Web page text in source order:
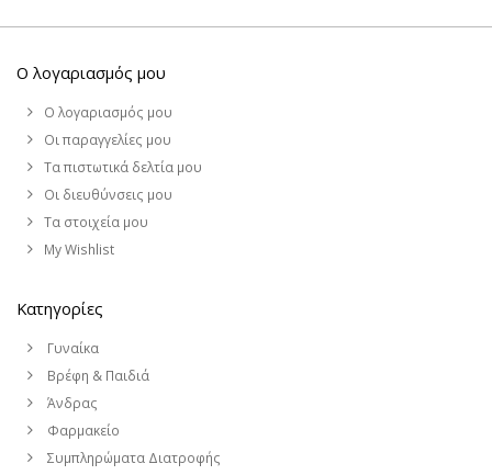
Ο λογαριασμός μου
Ο λογαριασμός μου
Οι παραγγελίες μου
Τα πιστωτικά δελτία μου
Οι διευθύνσεις μου
Τα στοιχεία μου
My Wishlist
Κατηγορίες
Γυναίκα
Βρέφη & Παιδιά
Άνδρας
Φαρμακείο
Συμπληρώματα Διατροφής